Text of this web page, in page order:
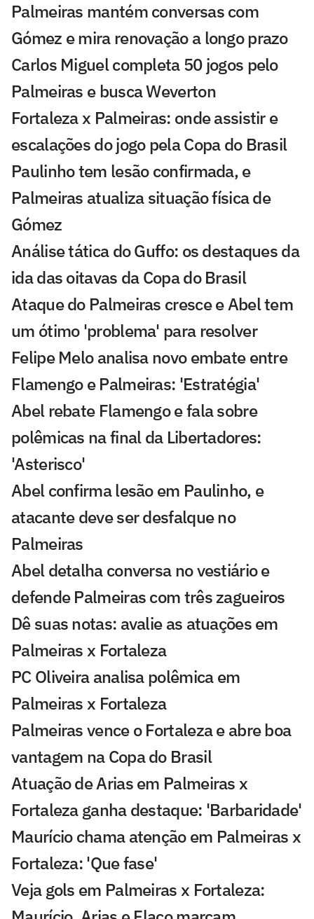
Palmeiras mantém conversas com
Gómez e mira renovação a longo prazo
Carlos Miguel completa 50 jogos pelo
Palmeiras e busca Weverton
Fortaleza x Palmeiras: onde assistir e
escalações do jogo pela Copa do Brasil
Paulinho tem lesão confirmada, e
Palmeiras atualiza situação física de
Gómez
Análise tática do Guffo: os destaques da
ida das oitavas da Copa do Brasil
Ataque do Palmeiras cresce e Abel tem
um ótimo 'problema' para resolver
Felipe Melo analisa novo embate entre
Flamengo e Palmeiras: 'Estratégia'
Abel rebate Flamengo e fala sobre
polêmicas na final da Libertadores:
'Asterisco'
Abel confirma lesão em Paulinho, e
atacante deve ser desfalque no
Palmeiras
Abel detalha conversa no vestiário e
defende Palmeiras com três zagueiros
Dê suas notas: avalie as atuações em
Palmeiras x Fortaleza
PC Oliveira analisa polêmica em
Palmeiras x Fortaleza
Palmeiras vence o Fortaleza e abre boa
vantagem na Copa do Brasil
Atuação de Arias em Palmeiras x
Fortaleza ganha destaque: 'Barbaridade'
Maurício chama atenção em Palmeiras x
Fortaleza: 'Que fase'
Veja gols em Palmeiras x Fortaleza: